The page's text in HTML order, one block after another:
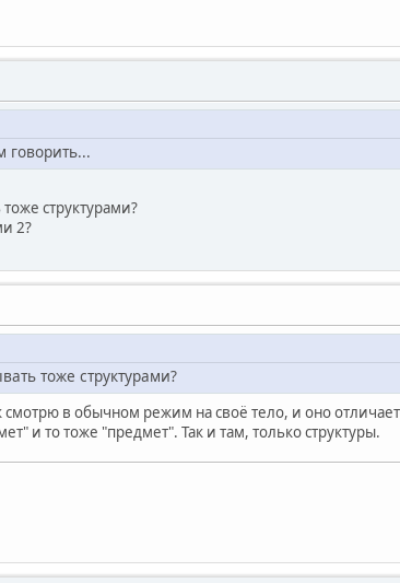
говорить...
структурами?
2?
тоже структурами?
в обычном режим на своё тело, и оно
и то тоже "предмет". Так и там, только структуры.